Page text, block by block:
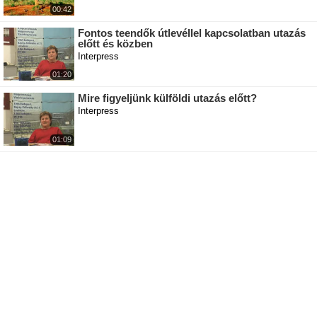
00:42
01:20
Fontos teendők útlevéllel kapcsolatban utazás
előtt és közben
Interpress
01:09
Mire figyeljünk külföldi utazás előtt?
Interpress